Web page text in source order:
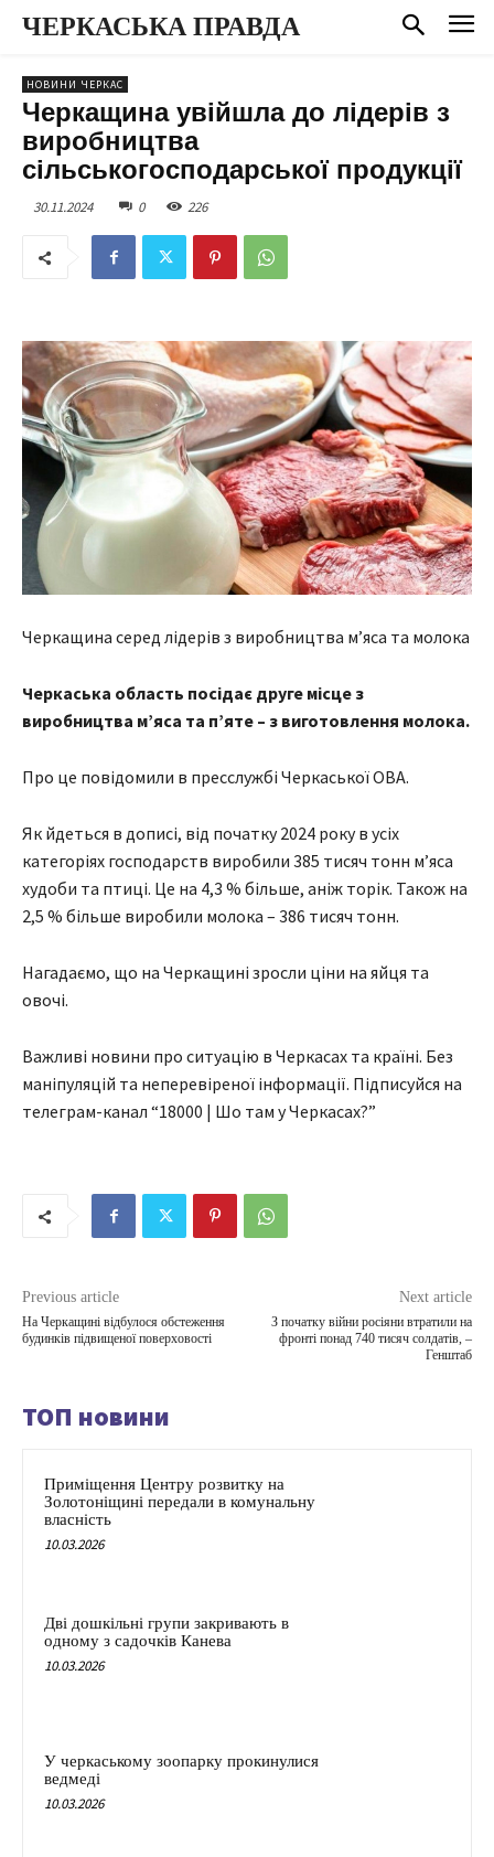
ЧЕРКАСЬКА ПРАВДА
НОВИНИ ЧЕРКАС
Черкащина увійшла до лідерів з
виробництва
сільськогосподарської продукції
30.11.2024 0 226
Черкащина серед лідерів з виробництва м’яса та молока
Черкаська область посідає друге місце з
виробництва м’яса та п’яте – з виготовлення молока.
Про це повідомили в пресслужбі Черкаської ОВА.
Як йдеться в дописі, від початку 2024 року в усіх
категоріях господарств виробили 385 тисяч тонн м’яса
худоби та птиці. Це на 4,3 % більше, аніж торік. Також на
2,5 % більше виробили молока – 386 тисяч тонн.
Нагадаємо, що на Черкащині зросли ціни на яйця та
овочі.
Важливі новини про ситуацію в Черкасах та країні. Без
маніпуляцій та неперевіреної інформації. Підписуйся на
телеграм-канал “18000 | Шо там у Черкасах?”
Previous article
На Черкащині відбулося обстеження
будинків підвищеної поверховості
Next article
З початку війни росіяни втратили на
фронті понад 740 тисяч солдатів, –
Генштаб
ТОП новини
Приміщення Центру розвитку на
Золотоніщині передали в комунальну
власність
10.03.2026
Дві дошкільні групи закривають в
одному з садочків Канева
10.03.2026
У черкаському зоопарку прокинулися
ведмеді
10.03.2026